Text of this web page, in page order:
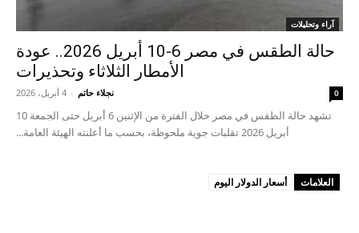
آراء وتحليلات
حالة الطقس في مصر 6-10 أبريل 2026.. عودة
الأمطار الثلاثاء وتحذيرات
نجلاء حاتم - 4 أبريل، 2026 0
تشهد حالة الطقس في مصر خلال الفترة من الإثنين 6 أبريل حتى الجمعة 10
أبريل 2026 تقلبات جوية ملحوظة، بحسب ما أعلنته الهيئة العامة...
العلامات أسعار الدولار اليوم